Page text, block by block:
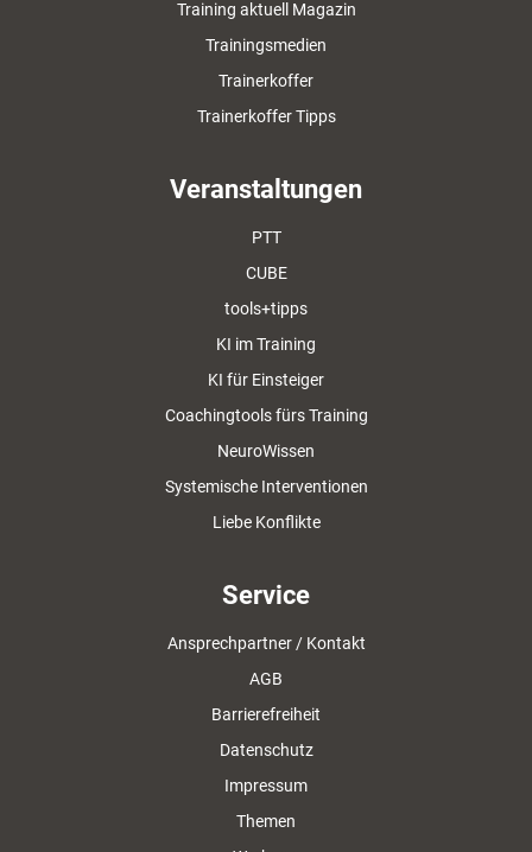
Training aktuell Magazin
Trainingsmedien
Trainerkoffer
Trainerkoffer Tipps
Veranstaltungen
PTT
CUBE
tools+tipps
KI im Training
KI für Einsteiger
Coachingtools fürs Training
NeuroWissen
Systemische Interventionen
Liebe Konflikte
Service
Ansprechpartner / Kontakt
AGB
Barrierefreiheit
Datenschutz
Impressum
Themen